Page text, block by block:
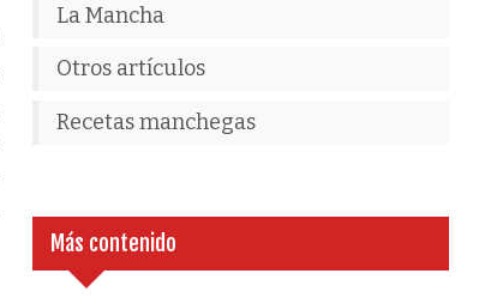
La Mancha
Otros artículos
Recetas manchegas
Más contenido